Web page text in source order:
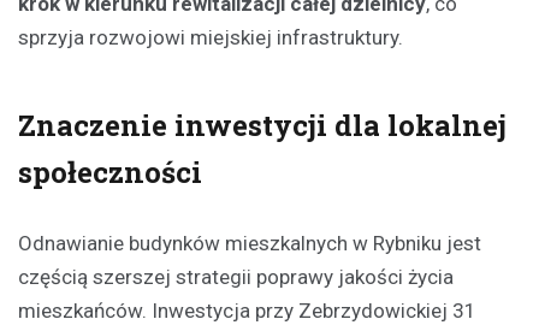
sprzyja rozwojowi miejskiej infrastruktury.
Znaczenie inwestycji dla lokalnej
społeczności
Odnawianie budynków mieszkalnych w Rybniku jest
częścią szerszej strategii poprawy jakości życia
mieszkańców. Inwestycja przy Zebrzydowickiej 31